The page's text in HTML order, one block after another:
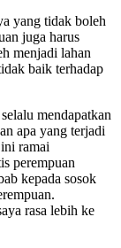
yang tidak boleh
juga harus
menjadi lahan
baik terhadap
mendapatkan
apa yang terjadi
ramai
perempuan
kepada sosok
rasa lebih ke